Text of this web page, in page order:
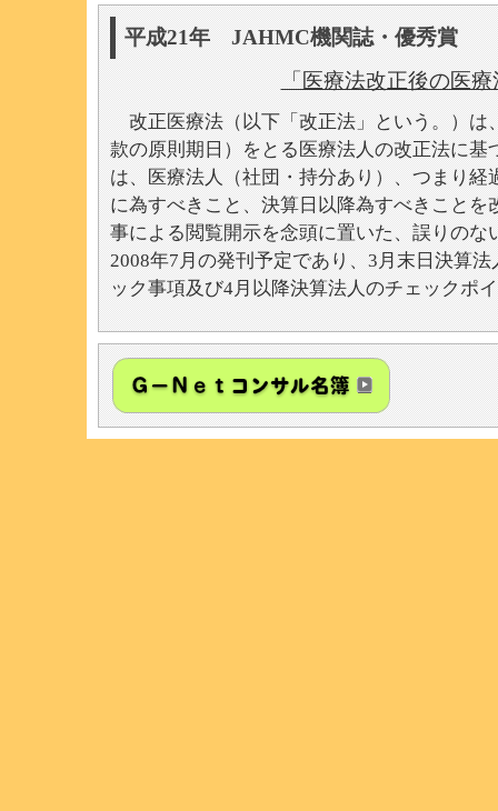
平成21年 JAHMC機関誌
「医療法改正後の医
改正医療法（以下「改正法」という。）は
款の原則期日）をとる医療法人の改正法に
は、医療法人（社団・持分あり）、つまり
に為すべきこと、決算日以降為すべきこと
事による閲覧開示を念頭に置いた、誤りの
2008年7月の発刊予定であり、3月末日決算
ック事項及び4月以降決算法人のチェックポ